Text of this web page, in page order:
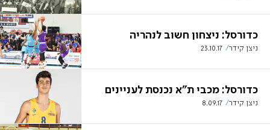
כדורסל: ניצחון חשוב לנהריה
ניצן קידר 23.10.17
כדורסל: מכבי ת"א נכנסת לעניינים
ניצן קידר 8.09.17